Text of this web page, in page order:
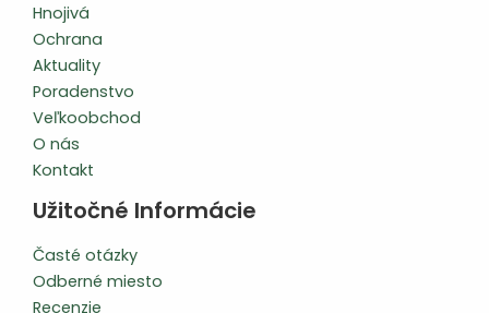
Hnojivá
Ochrana
Aktuality
Poradenstvo
Veľkoobchod
O nás
Kontakt
Užitočné Informácie
Časté otázky
Odberné miesto
Recenzie